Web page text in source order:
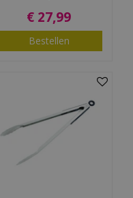
€ 27,99
Bestellen